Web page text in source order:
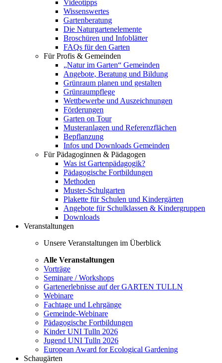
Videotipps
Wissenswertes
Gartenberatung
Die Naturgartenelemente
Broschüren und Infoblätter
FAQs für den Garten
Für Profis & Gemeinden
„Natur im Garten“ Gemeinden
Angebote, Beratung und Bildung
Grünraum planen und gestalten
Grünraumpflege
Wettbewerbe und Auszeichnungen
Förderungen
Garten on Tour
Musteranlagen und Referenzflächen
Bepflanzung
Infos und Downloads Gemeinden
Für Pädagoginnen & Pädagogen
Was ist Gartenpädagogik?
Pädagogische Fortbildungen
Methoden
Muster-Schulgarten
Plakette für Schulen und Kindergärten
Angebote für Schulklassen & Kindergruppen
Downloads
Veranstaltungen
Unsere Veranstaltungen im Überblick
Alle Veranstaltungen
Vorträge
Seminare / Workshops
Gartenerlebnisse auf der GARTEN TULLN
Webinare
Fachtage und Lehrgänge
Gemeinde-Webinare
Pädagogische Fortbildungen
Kinder UNI Tulln 2026
Jugend UNI Tulln 2026
European Award for Ecological Gardening
Schaugärten